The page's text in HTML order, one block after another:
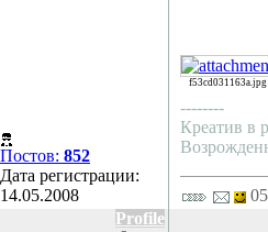
Постов: 852
Дата регистрации:
14.05.2008
f53cd031163a.jpg
--------
Креатив в
Profile